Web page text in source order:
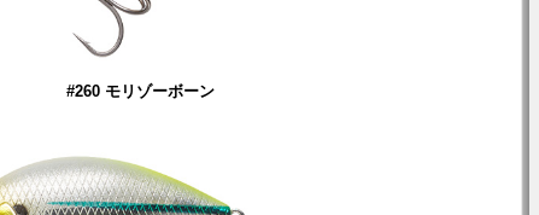
#260 モリゾーボーン